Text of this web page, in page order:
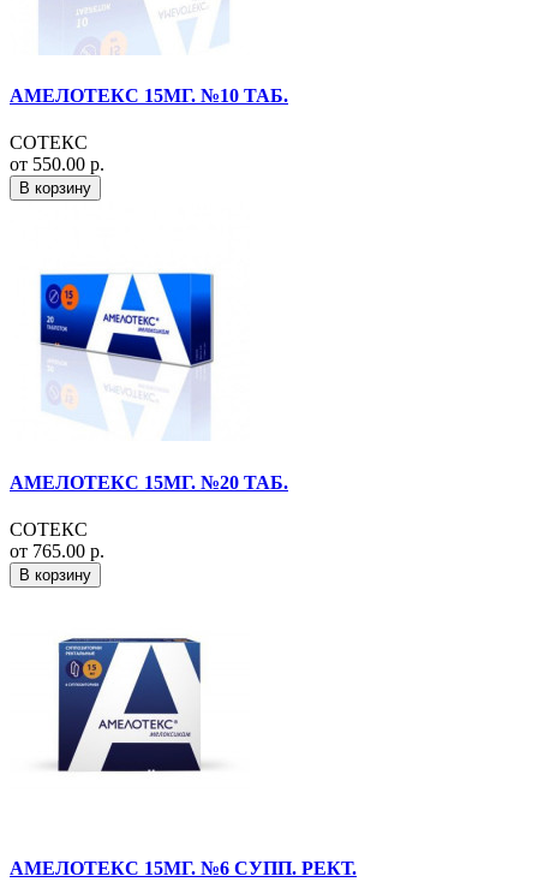
АМЕЛОТЕКС 15МГ. №10 ТАБ.
СОТЕКС
от 550.00 р.
В корзину
АМЕЛОТЕКС 15МГ. №20 ТАБ.
СОТЕКС
от 765.00 р.
В корзину
АМЕЛОТЕКС 15МГ. №6 СУПП. РЕКТ.